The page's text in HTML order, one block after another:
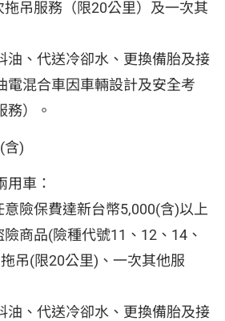
吊服務（限20公里）及一次其
油、代送冷卻水、更換備胎及接
電混合車因車輛設計及安全考
務）。
含)
用車：
險保費達新台幣5,000(含)以上
商品(險種代號11、12、14、
吊(限20公里)、一次其他服
油、代送冷卻水、更換備胎及接